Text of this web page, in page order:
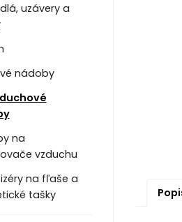
uzávery a
nádoby
na
vzduchu
na fľaše a
tašky